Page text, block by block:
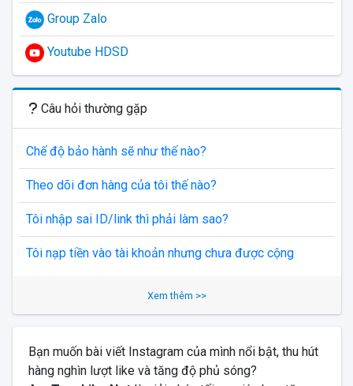
Group Zalo
Youtube HDSD
Câu hỏi thường gặp
Chế độ bảo hành sẽ như thế nào?
Theo dõi đơn hàng của tôi thế nào?
Tôi nhập sai ID/link thì phải làm sao?
Tôi nạp tiền vào tài khoản nhưng chưa được cộng
Xem thêm >>
Bạn muốn bài viết Instagram của mình nổi bật, thu hút
hàng nghìn lượt like và tăng độ phủ sóng?